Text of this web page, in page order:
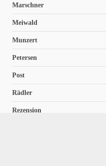
Marschner
Meiwald
Munzert
Petersen
Post
Rädler
Rezension